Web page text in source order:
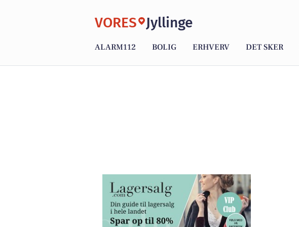
VORES Jyllinge
ALARM112 BOLIG ERHVERV DET SKER